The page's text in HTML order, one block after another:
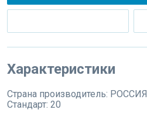
Характеристики
Страна производитель: РОССИЯ
Стандарт: 20